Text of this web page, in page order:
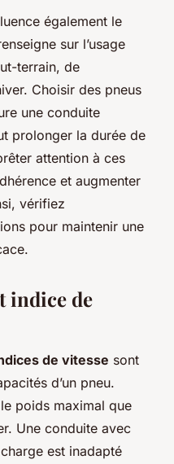
également le
sur l’usage
terrain, de
Choisir des pneus
une conduite
prolonger la durée de
attention à ces
et augmenter
vérifiez
pour maintenir une
indice de
de vitesse sont
d’un pneu.
poids maximal que
Une conduite avec
est inadapté